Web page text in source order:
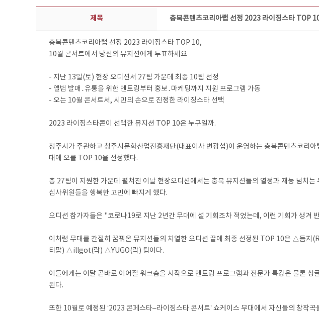
보도자료 상세보기 - 제목, 담당부서, 담당자, 담당연락처, 내용, 첨부파일 정보 제공
제목 충북콘텐츠코리아랩 선정 2023 라이징스타 TOP
충북콘텐츠코리아랩 선정 2023 라이징스타 TOP 10,
10월 콘서트에서 당신의 뮤지션에게 투표하세요
- 지난 13일(토) 현장 오디션서 27팀 가운데 최종 10팀 선정
- 앨범 발매․유통을 위한 멘토링부터 홍보․마케팅까지 지원 프로그램 가동
- 오는 10월 콘서트서, 시민의 손으로 진정한 라이징스타 선택
2023 라이징스타콘이 선택한 뮤지션 TOP 10은 누구일까.
청주시가 주관하고 청주시문화산업진흥재단(대표이사 변광섭)이 운영하는 충북콘텐츠코리
대에 오를 TOP 10을 선정했다.
총 27팀이 지원한 가운데 펼쳐진 이날 현장오디션에서는 충북 뮤지션들의 열정과 재능 넘치
심사위원들을 행복한 고민에 빠지게 했다.
오디션 참가자들은 "코로나19로 지난 2년간 무대에 설 기회조차 적었는데, 이런 기회가 생겨
이처럼 무대를 간절히 꿈꿔온 뮤지션들의 치열한 오디션 끝에 최종 선정된 TOP 10은
티팝) △illgot(락) △YUGO(락) 팀이다.
이들에게는 이달 곧바로 이어질 워크숍을 시작으로 멘토링 프로그램과 전문가 특강은 물론
된다.
또한 10월로 예정된 ‘2023 콘페스타–라이징스타 콘서트’ 쇼케이스 무대에서 자신들의 창작